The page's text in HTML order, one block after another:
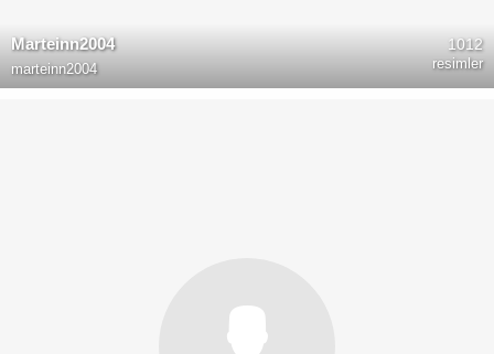
Marteinn2004
marteinn2004
1012
resimler